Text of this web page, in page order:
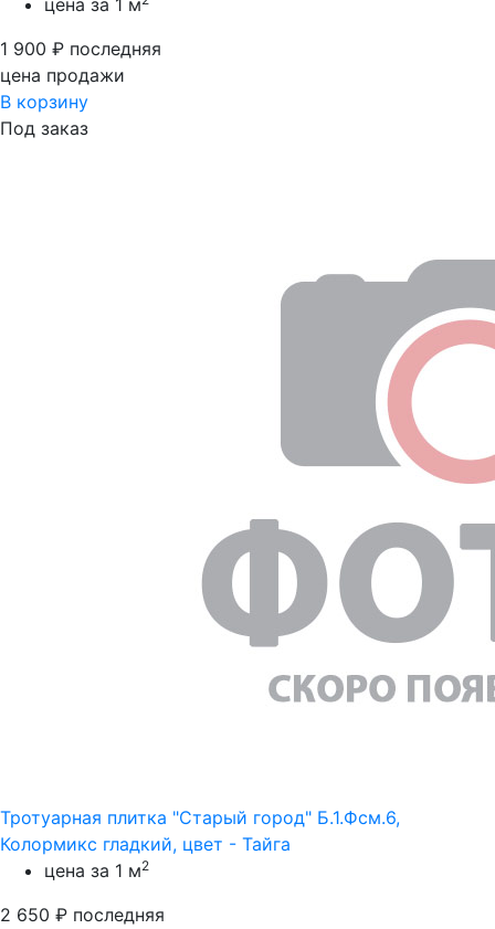
цена за 1 м
1 900 ₽ последняя
цена продажи
В корзину
Под заказ
Тротуарная плитка "Старый город" Б.1.Фсм.6,
Колормикс гладкий, цвет - Тайга
цена за 1 м2
2 650 ₽ последняя